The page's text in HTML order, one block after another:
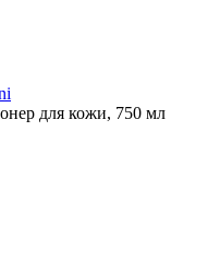
для кожи, 750 мл